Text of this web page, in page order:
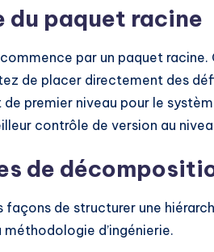
du paquet racine
par un paquet
de placer directement des
premier niveau pour le
contrôle de version au
de
façons de structurer une
d’ingénierie.